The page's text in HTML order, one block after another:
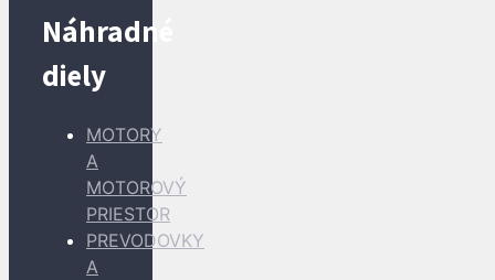
Náhradné
diely
MOTORY
A
MOTOROVÝ
PRIESTOR
PREVODOVKY
A